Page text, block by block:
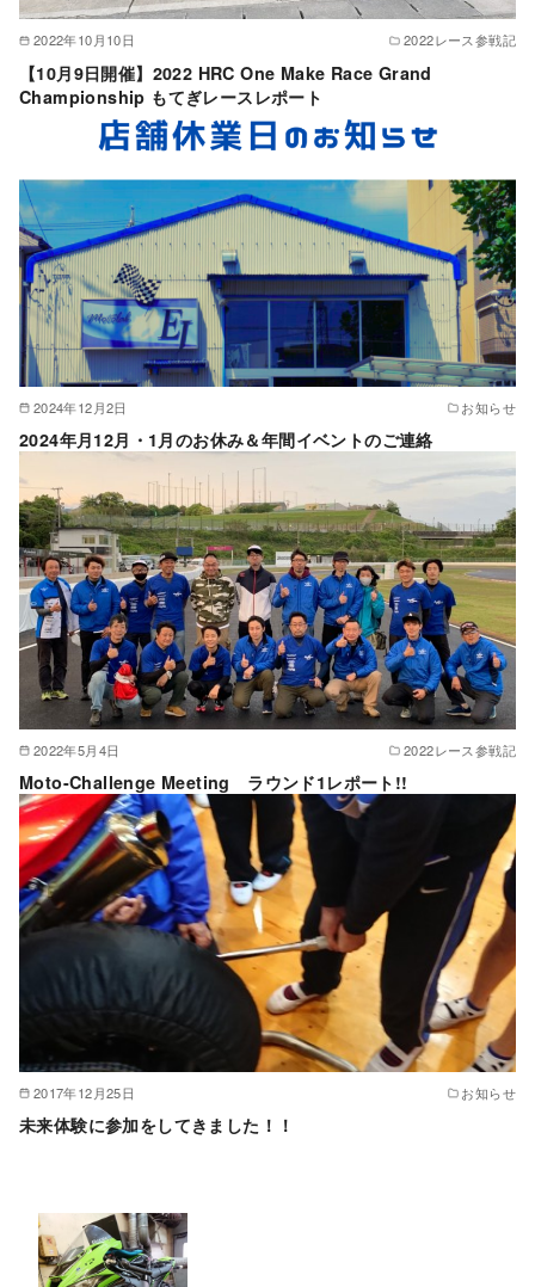
2022年10月10日 2022レース参戦記
【10月9日開催】2022 HRC One Make Race Grand
Championship もてぎレースレポート
2024年12月2日 お知らせ
2024年月12月・1月のお休み＆年間イベントのご連絡
2022年5月4日 2022レース参戦記
Moto-Challenge Meeting ラウンド1レポート!!
2017年12月25日 お知らせ
未来体験に参加をしてきました！！